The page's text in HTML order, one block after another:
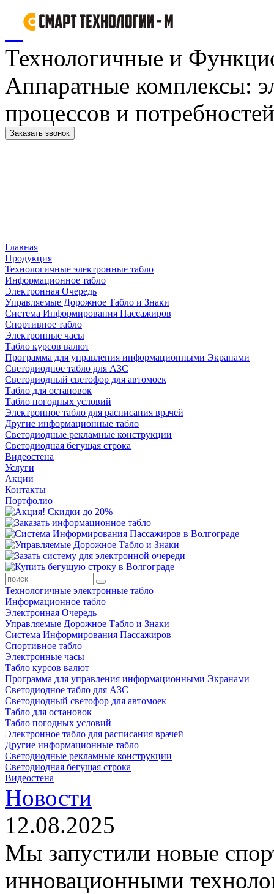
Технологичные и
Аппаратные комплексы:
процессов и
Заказать звонок
Главная
Продукция
Технологичные электронные табло
Информационное табло
Электронная Очередь
Управляемые Дорожное Табло и Знаки
Система Информирования Пассажиров
Спортивное табло
Электронные часы
Табло курсов валют
Программа для управления информационными Экранами
Светодиодное табло для АЗС
Светодиодный светофор для автомоек
Табло для остановок
Табло погодных условий
Электронное табло для расписания врачей
Другие информационные табло
Светодиодные рекламные конструкции
Светодиодная бегущая строка
Видеостена
Услуги
Акции
Контакты
Портфолио
Технологичные электронные табло
Информационное табло
Электронная Очередь
Управляемые Дорожное Табло и Знаки
Система Информирования Пассажиров
Спортивное табло
Электронные часы
Табло курсов валют
Программа для управления информационными Экранами
Светодиодное табло для АЗС
Светодиодный светофор для автомоек
Табло для остановок
Табло погодных условий
Электронное табло для расписания врачей
Другие информационные табло
Светодиодные рекламные конструкции
Светодиодная бегущая строка
Видеостена
Новости
12.08.2025
Мы запустили новые
инновационными